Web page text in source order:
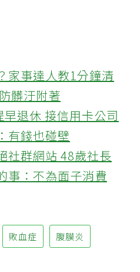
家事達人教1分鐘清
髒汙附著
退休 接信用卡公司
有錢也碰壁
社群網站 48歲社長
事：不為面子消費
敗血症 腹膜炎